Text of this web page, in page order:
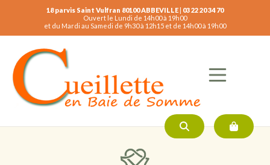
18 parvis Saint Vulfran 80100 ABBEVILLE | 03 22 20 34 70
Ouvert le Lundi de 14h00 à 19h00
et du Mardi au Samedi de 9h30 à 12h15 et de 14h00 à 19h00